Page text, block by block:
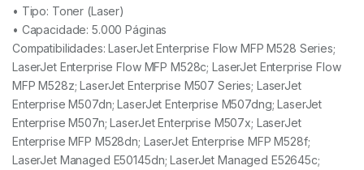
• Tipo: Toner (Laser)
• Capacidade:5.000 Páginas
Compatibilidades: LaserJet Enterprise Flow MFP M528 Series;
LaserJet Enterprise Flow MFP M528c; LaserJet Enterprise Flow
MFP M528z; LaserJet Enterprise M507 Series; LaserJet
Enterprise M507dn; LaserJet Enterprise M507dng; LaserJet
Enterprise M507n; LaserJet Enterprise M507x; LaserJet
Enterprise MFP M528dn; LaserJet Enterprise MFP M528f;
LaserJet Managed E50145dn; LaserJet Managed E52645c;